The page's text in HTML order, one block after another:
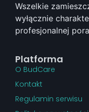
Wszelkie
wyłącznie
profesjonalnej
Platforma
O BudCare
Kontakt
Regulamin serwisu